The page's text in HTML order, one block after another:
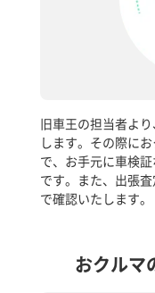
旧車王の担当者よ
します。その際に
で、お手元に車検
です。また、出張
で確認いたします。
おクルマ